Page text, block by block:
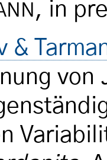
, in
&
von